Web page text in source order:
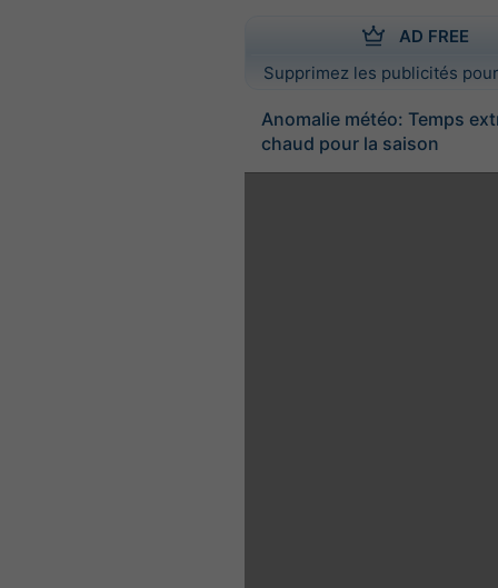
AD FREE
Supprimez les publicités
Anomalie météo: Temps
chaud pour la saison